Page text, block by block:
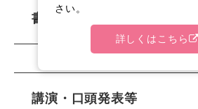
書籍等出版物
講演・口頭発表等
さい。
詳しくはこちら